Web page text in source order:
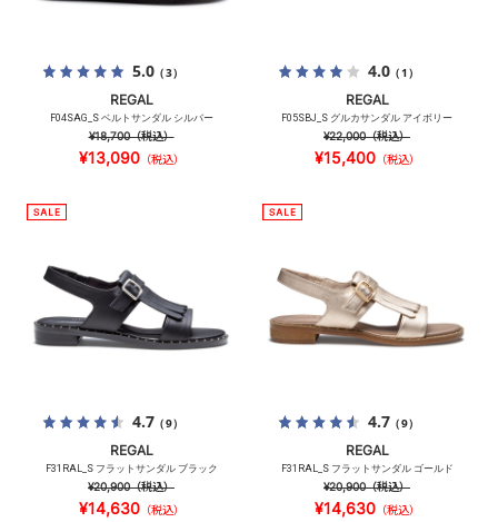
5.0（3）
REGAL
F04SAG_S ベルトサンダル シルバー
¥18,700（税込）
¥13,090（税込）
4.0（1）
REGAL
F05SBJ_S グルカサンダル アイボリー
¥22,000（税込）
¥15,400（税込）
4.7（9）
REGAL
F31RAL_S フラットサンダル ブラック
¥20,900（税込）
¥14,630（税込）
4.7（9）
REGAL
F31RAL_S フラットサンダル ゴールド
¥20,900（税込）
¥14,630（税込）